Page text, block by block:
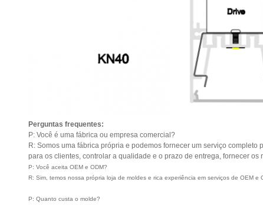
Perguntas frequentes:
P: Você é uma fábrica ou empresa comercial?
R: Somos uma fábrica própria e podemos fornecer um serviço
para os clientes, controlar a qualidade e o prazo de entrega, fornecer os
P: Você aceita OEM e ODM?
R: Sim, temos nossa própria loja de moldes e rica experiência em serviços de OEM e
P: Quanto custa o molde?